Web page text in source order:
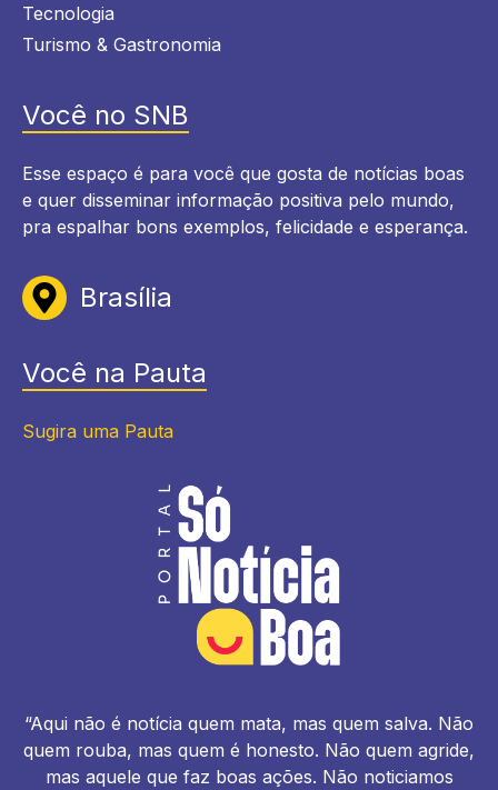
Tecnologia
Turismo & Gastronomia
Você no SNB
Esse espaço é para você que gosta de notícias boas
e quer disseminar informação positiva pelo mundo,
pra espalhar bons exemplos, felicidade e esperança.
Brasília
Você na Pauta
Sugira uma Pauta
“Aqui não é notícia quem mata, mas quem salva. Não
quem rouba, mas quem é honesto. Não quem agride,
mas aquele que faz boas ações. Não noticiamos